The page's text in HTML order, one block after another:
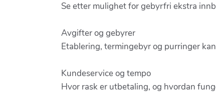
Se etter mulighet for gebyrfri ekstra
Avgifter og gebyrer
Etablering, termingebyr og purringer
Kundeservice og tempo
Hvor rask er utbetaling, og hvordan